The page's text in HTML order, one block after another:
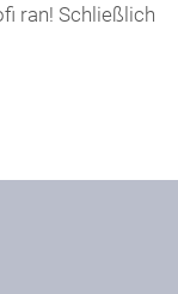
ran! Schließlich